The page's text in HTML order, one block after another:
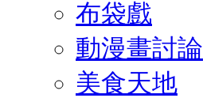
布袋戲
動漫畫討論
美食天地